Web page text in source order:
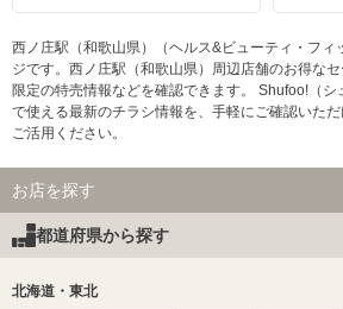
西ノ庄駅（和歌山県）（ヘルス&ビューティ・フィ
ジです。西ノ庄駅（和歌山県）周辺店舗のお得な
限定の特売情報などを確認できます。 Shufoo!（
で使える最新のチラシ情報を、手軽にご確認いた
ご活用ください。
お店を探す
都道府県から探す
北海道・東北